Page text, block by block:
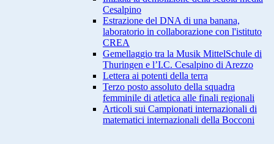
Cesalpino
Estrazione del DNA di una banana,
laboratorio in collaborazione con l'istituto
CREA
Gemellaggio tra la Musik MittelSchule di
Thuringen e l’I.C. Cesalpino di Arezzo
Lettera ai potenti della terra
Terzo posto assoluto della squadra
femminile di atletica alle finali regionali
Articoli sui Campionati internazionali di
matematici internazionali della Bocconi